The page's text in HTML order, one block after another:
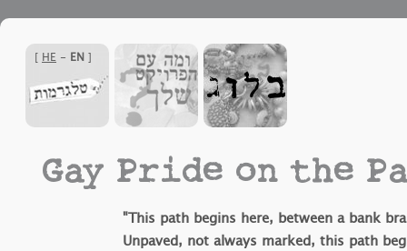
[
HE - EN
]
Gay Pride on the
"This path begins here, between a bank
Unpaved, not always marked, this path